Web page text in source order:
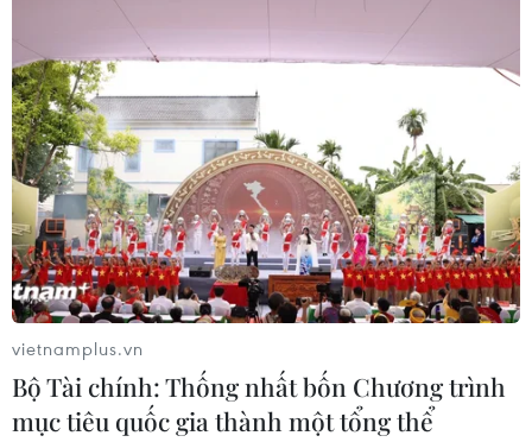
vietnamplus.vn
Bộ Tài chính: Thống nhất bốn Chương trình
mục tiêu quốc gia thành một tổng thể